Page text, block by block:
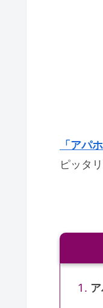
「アパ
ピッタ